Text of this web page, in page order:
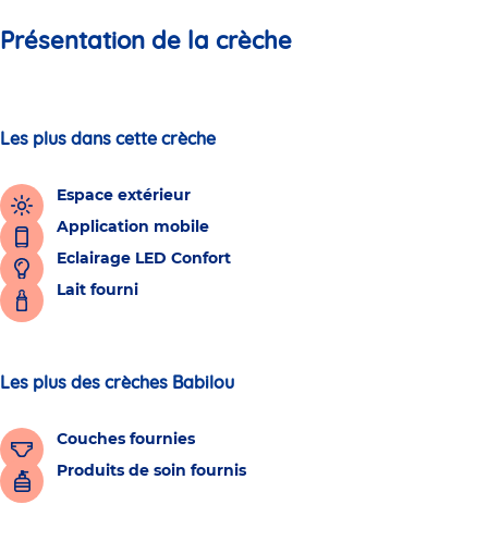
Présentation de la crèche
Les plus dans cette crèche
Espace extérieur
Application mobile
Eclairage LED Confort
Lait fourni
Les plus des crèches Babilou
Couches fournies
Produits de soin fournis